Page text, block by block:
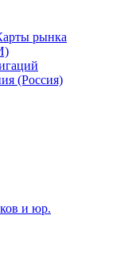
рынка
(Россия)
и юр.